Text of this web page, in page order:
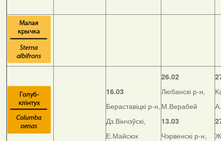
16.03
Бераставіцкі р-н,
Дз.Вінчэўскі,
Е.Майсюк
26.02
Любанскі р-н,
М.Верабей
13.03
Чэрвенскі р-н,